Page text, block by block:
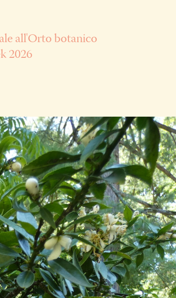
all'Orto botanico
2026